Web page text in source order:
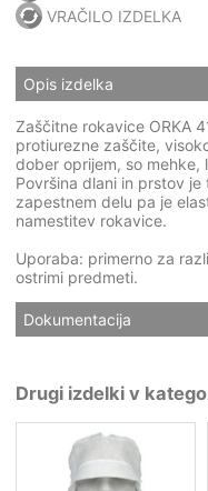
VRAČILO IZDELKA
Opis izdelka
Zaščitne rokavice ORKA
protiurezne zaščite,
dober oprijem, so mehke,
Površina dlani in prstov
zapestnem delu pa je
namestitev rokavice.
Uporaba: primerno za
ostrimi predmeti.
Dokumentacija
Drugi izdelki v